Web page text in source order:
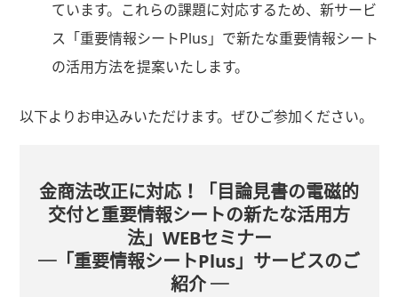
ています。これらの課題に対応するため、新サービ
ス「重要情報シートPlus」で新たな重要情報シート
の活用方法を提案いたします。
以下よりお申込みいただけます。ぜひご参加ください。
金商法改正に対応！「目論見書の電磁的
交付と重要情報シートの新たな活用方
法」WEBセミナー
─「重要情報シートPlus」サービスのご
紹介 ─